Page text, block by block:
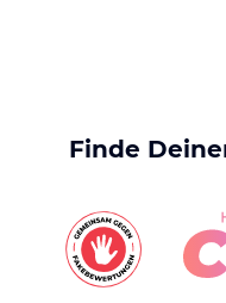
Finde